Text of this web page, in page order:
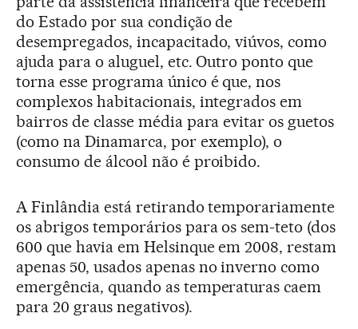
do Estado por sua condição de
desempregados, incapacitado, viúvos, como
ajuda para o aluguel, etc. Outro ponto que
torna esse programa único é que, nos
complexos habitacionais, integrados em
bairros de classe média para evitar os guetos
(como na Dinamarca, por exemplo), o
consumo de álcool não é proibido.
A Finlândia está retirando temporariamente
os abrigos temporários para os sem-teto (dos
600 que havia em Helsinque em 2008, restam
apenas 50, usados apenas no inverno como
emergência, quando as temperaturas caem
para 20 graus negativos).